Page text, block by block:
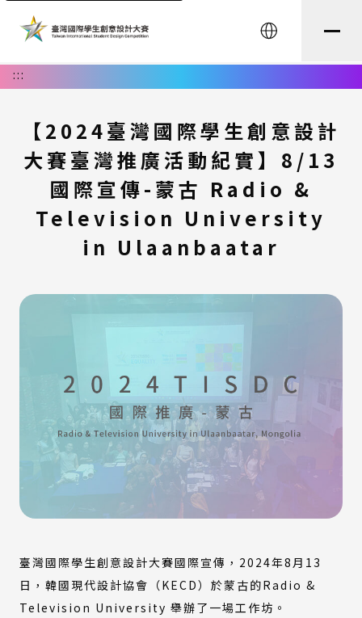
English
:::
【2024臺灣國際學生創意設計
大賽臺灣推廣活動紀實】8/13
國際宣傳-蒙古 Radio &
Television University
in Ulaanbaatar
臺灣國際學生創意設計大賽國際宣傳，2024年8月13
日，韓國現代設計協會（KECD）於蒙古的Radio &
Television University 舉辦了一場工作坊。